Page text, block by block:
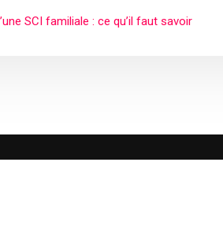
SCI familiale : ce qu’il faut savoir